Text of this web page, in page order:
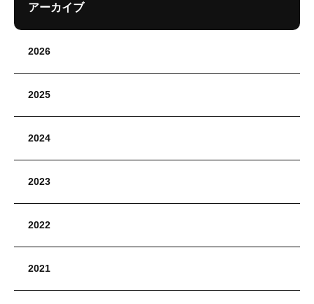
アーカイブ
2026
2025
2024
2023
2022
2021